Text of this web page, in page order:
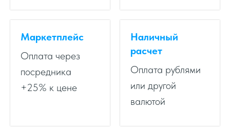
Маркетплейс
Оплата через
посредника
+25% к цене
Наличный
расчет
Оплата рублями
или другой
валютой